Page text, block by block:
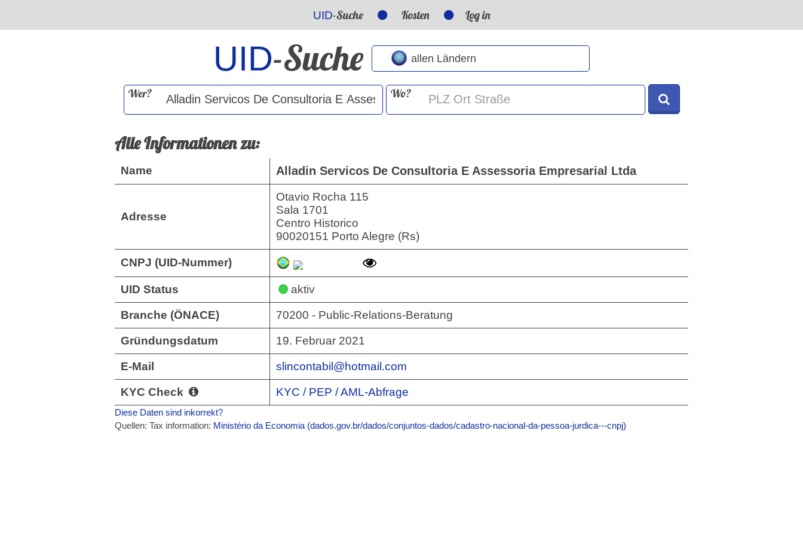
UID-Suche Kosten Log in
UID-Suche
Wer? Wo?
Alle Informationen zu:
Name Alladin Servicos De Consultoria E Assessoria Empresarial Ltda
Adresse
Otavio Rocha 115
Sala 1701
Centro Historico
90020151 Porto Alegre (Rs)
CNPJ (UID-Nummer)
UID Status aktiv
Branche (ÖNACE) 70200 - Public-Relations-Beratung
Gründungsdatum 19. Februar 2021
E-Mail slincontabil@hotmail.com
KYC Check KYC / PEP / AML-Abfrage
Diese Daten sind inkorrekt?
Quellen: Tax information: Ministério da Economia (dados.gov.br/dados/conjuntos-dados/cadastro-nacional-da-pessoa-jurdica---cnpj)